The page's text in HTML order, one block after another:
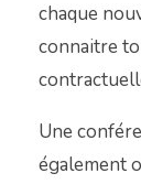
chaque
connaitre
Une
également